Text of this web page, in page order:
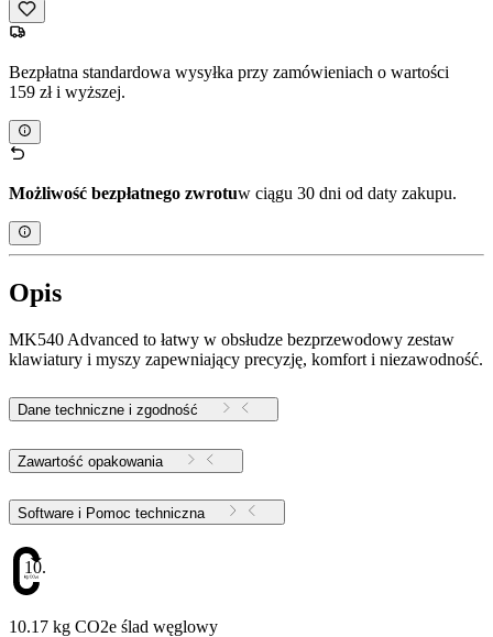
Bezpłatna standardowa wysyłka przy zamówieniach o wartości
159 zł i wyższej.
Możliwość bezpłatnego zwrotuw ciągu 30 dni od daty zakupu.
Opis
MK540 Advanced to łatwy w obsłudze bezprzewodowy zestaw
klawiatury i myszy zapewniający precyzję, komfort i niezawodność.
Dane techniczne i zgodność
Zawartość opakowania
Software i Pomoc techniczna
10.17
10.17 kg CO2e ślad węglowy